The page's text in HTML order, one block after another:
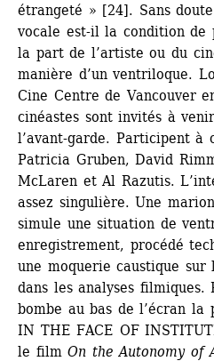
étrangeté » [24]. Sans
vocale est-il la condition de
la part de l’artiste ou du
manière d’un ventriloque.
Cine Centre de Vancouver
cinéastes sont invités à
l’avant-garde. Participent à
Patricia Gruben, David
McLaren et Al Razutis.
assez singulière. Une
simule une situation de
enregistrement, procédé
une moquerie caustique sur
dans les analyses
bombe au bas de l’écran la
IN THE FACE OF
le film On the Autonomy of